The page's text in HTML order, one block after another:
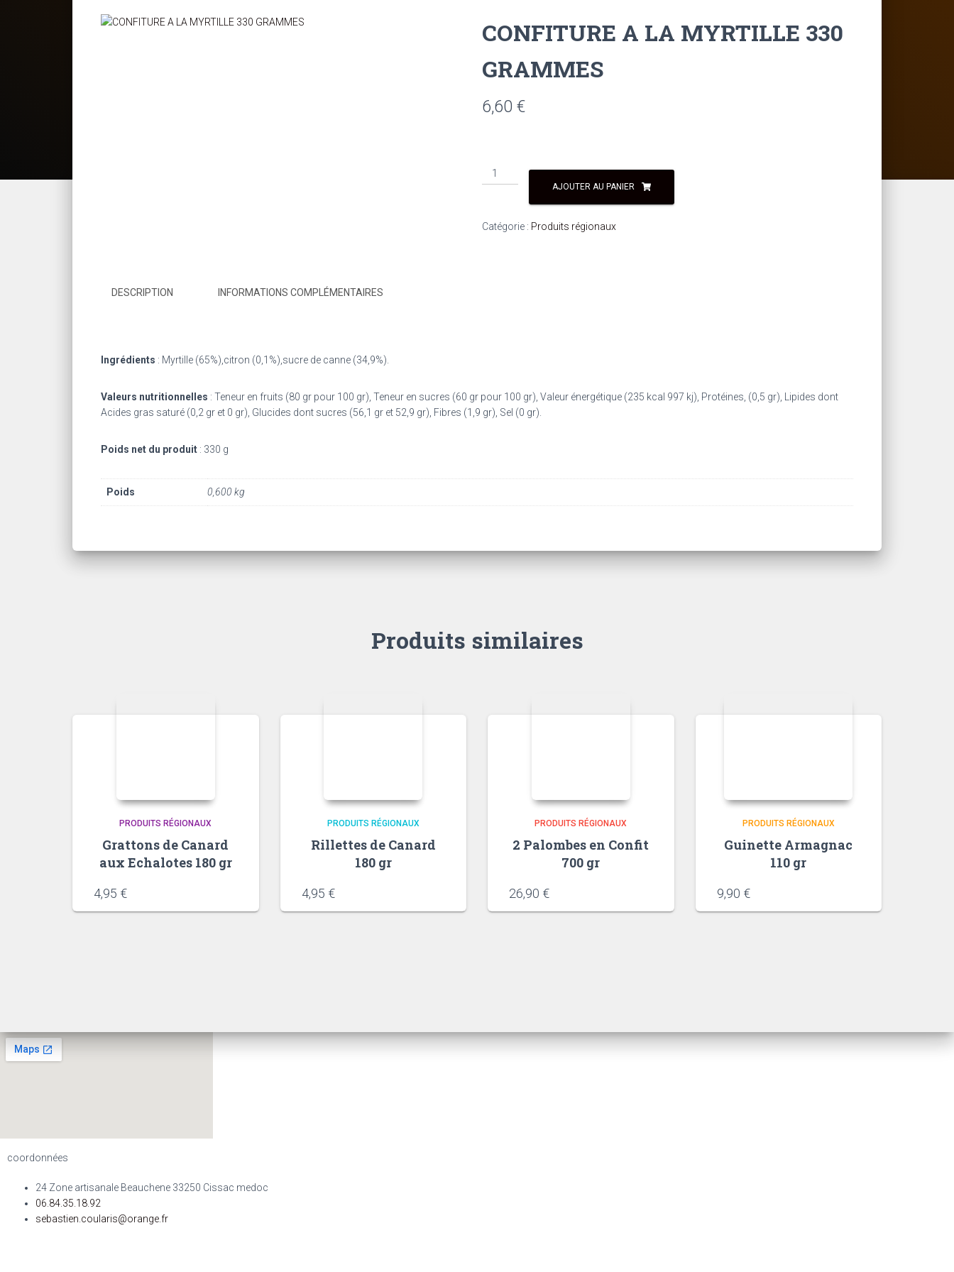
CONFITURE A LA MYRTILLE 330
GRAMMES
6,60 €
quantité
de
CONFITURE
LA
AJOUTER AU PANIER
Catégorie : Produits régionaux
DESCRIPTION INFORMATIONS COMPLÉMENTAIRES
Ingrédients : Myrtille (65%),citron (0,1%),sucre de canne (34,9%).
Valeurs nutritionnelles : Teneur en fruits (80 gr pour 100 gr), Teneur en sucres (60 gr pour 100 gr), Valeur énergétique (235 kcal 997 kj), Protéines, (0,5 gr), Lipides dont
Acides gras saturé (0,2 gr et 0 gr), Glucides dont sucres (56,1 gr et 52,9 gr), Fibres (1,9 gr), Sel (0 gr).
Poids net du produit : 330 g
Poids 0,600 kg
Produits similaires
PRODUITS RÉGIONAUX
Grattons de Canard
aux Echalotes 180 gr
4,95 €
PRODUITS RÉGIONAUX
Rillettes de Canard
180 gr
4,95 €
PRODUITS RÉGIONAUX
2 Palombes en Confit
700 gr
26,90 €
PRODUITS RÉGIONAUX
Guinette Armagnac
110 gr
9,90 €
coordonnées
24 Zone artisanale Beauchene 33250 Cissac medoc
06.84.35.18.92
sebastien.coularis@orange.fr